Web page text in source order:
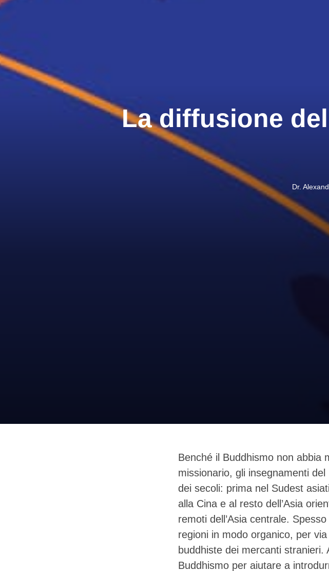
La diffusione
Dr.
Benché il Buddhismo non abbia
missionario, gli insegnamenti
dei secoli: prima nel Sudest
alla Cina e al resto dell’Asia
remoti dell’Asia centrale.
regioni in modo organico, per
buddhiste dei mercanti stranieri.
Buddhismo per aiutare a